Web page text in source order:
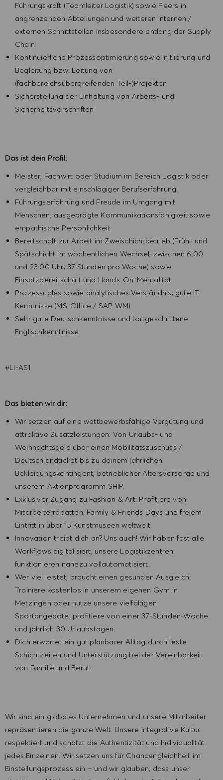
Führungskraft (Teamleiter Logistik) sowie Peers in
angrenzenden Abteilungen und weiteren internen /
externen Schnittstellen insbesondere entlang der Supply
Chain
Kontinuierliche Prozessoptimierung sowie Initiierung und
Begleitung bzw. Leitung von
(fachbereichsübergreifenden Teil-)Projekten
Sicherstellung der Einhaltung von Arbeits- und
Sicherheitsvorschriften
Das ist dein Profil:
Meister, Fachwirt oder Studium im Bereich Logistik oder
vergleichbar mit einschlägiger Berufserfahrung
Führungserfahrung und Freude im Umgang mit
Menschen, ausgeprägte Kommunikationsfähigkeit sowie
empathische Persönlichkeit
Bereitschaft zur Arbeit im Zweischichtbetrieb (Früh- und
Spätschicht im wöchentlichen Wechsel, zwischen 6:00
und 23:00 Uhr; 37 Stunden pro Woche) sowie
Einsatzbereitschaft und Hands-On-Mentalität
Prozessuales sowie analytisches Verständnis; gute IT-
Kenntnisse (MS-Office / SAP WM)
Sehr gute Deutschkenntnisse und fortgeschrittene
Englischkenntnisse
#LI-AS1
Das bieten wir dir:
Wir setzen auf eine wettbewerbsfähige Vergütung und
attraktive Zusatzleistungen: Von Urlaubs- und
Weihnachtsgeld über einen Mobilitätszuschuss /
Deutschlandticket bis zu deinem jährlichen
Bekleidungskontingent, betrieblicher Altersvorsorge und
unserem Aktienprogramm SHIP.
Exklusiver Zugang zu Fashion & Art: Profitiere von
Mitarbeiterrabatten, Family & Friends Days und freiem
Eintritt in über 15 Kunstmuseen weltweit.
Innovation treibt dich an? Uns auch! Wir haben fast alle
Workflows digitalisiert, unsere Logistikzentren
funktionieren nahezu vollautomatisiert.
Wer viel leistet, braucht einen gesunden Ausgleich:
Trainiere kostenlos in unserem eigenen Gym in
Metzingen oder nutze unsere vielfältigen
Sportangebote, profitiere von einer 37-Stunden-Woche
und jährlich 30 Urlaubstagen.
Dich erwartet ein gut planbarer Alltag durch feste
Schichtzeiten und Unterstützung bei der Vereinbarkeit
von Familie und Beruf.
Wir sind ein globales Unternehmen und unsere Mitarbeiter
repräsentieren die ganze Welt. Unsere integrative Kultur
respektiert und schätzt die Authentizität und Individualität
jedes Einzelnen. Wir setzen uns für Chancengleichheit im
Einstellungsprozess ein – und wir glauben, dass unser